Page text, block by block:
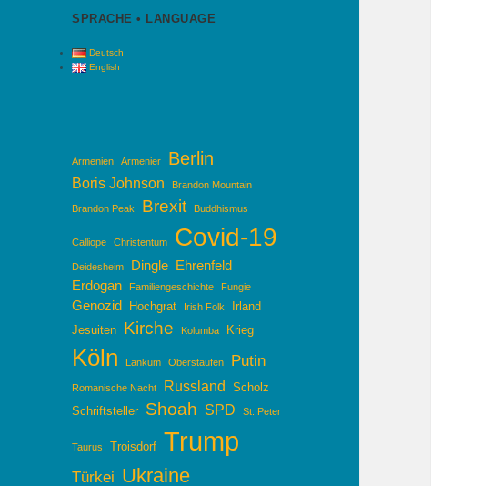
SPRACHE • LANGUAGE
Deutsch
English
Armenien Armenier Berlin
Boris Johnson Brandon Mountain
Brandon Peak Brexit Buddhismus
Calliope Christentum Covid-19
Deidesheim Dingle
Ehrenfeld
Erdogan
Familiengeschichte Fungie
Genozid Hochgrat Irish Folk
Irland
Jesuiten Kirche Kolumba Krieg
Köln Lankum Oberstaufen Putin
Romanische Nacht Russland
Scholz
Schriftsteller Shoah SPD St. Peter
Taurus Troisdorf Trump
Türkei Ukraine